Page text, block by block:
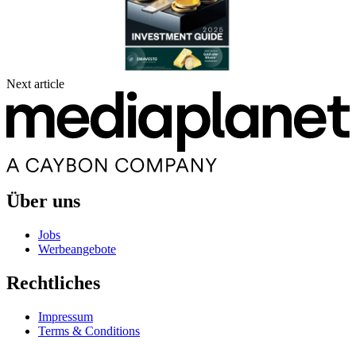
Next article
Über uns
Jobs
Werbeangebote
Rechtliches
Impressum
Terms & Conditions